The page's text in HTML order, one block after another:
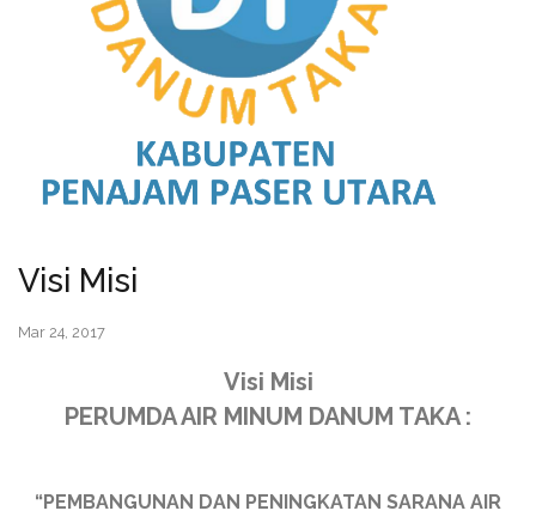
Visi Misi
Mar 24, 2017
Visi Misi
PERUMDA AIR MINUM DANUM TAKA :
“PEMBANGUNAN DAN PENINGKATAN SARANA AIR